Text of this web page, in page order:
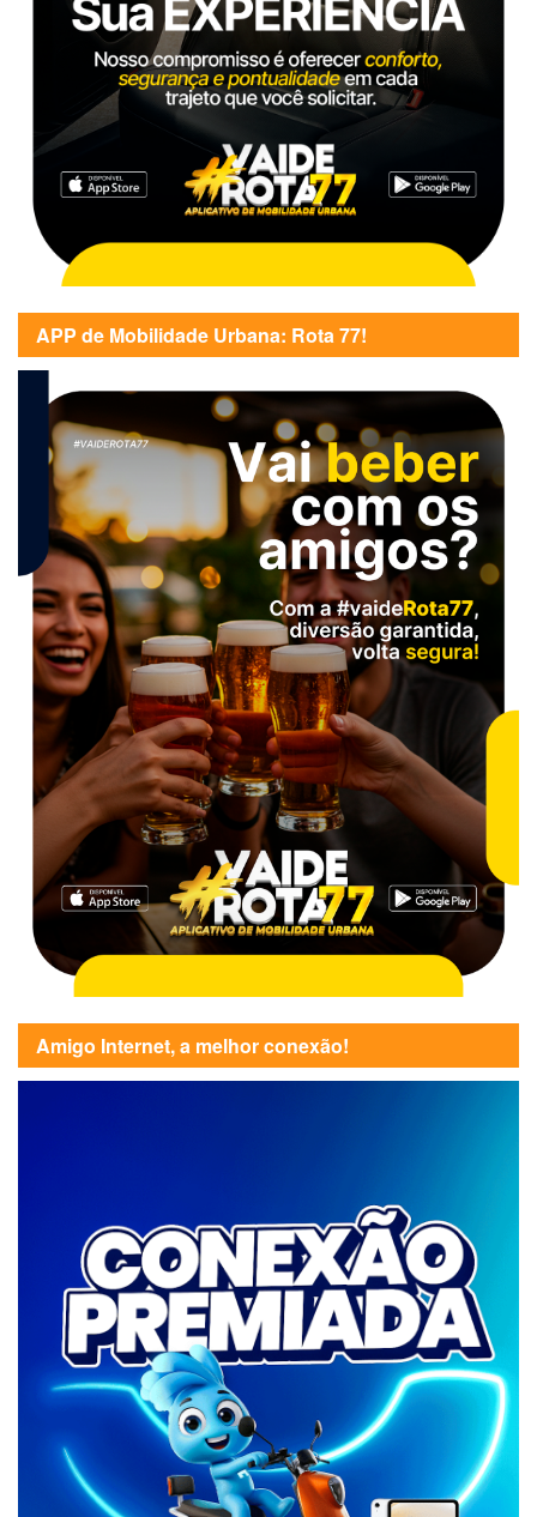
APP de Mobilidade Urbana: Rota 77!
Amigo Internet, a melhor conexão!